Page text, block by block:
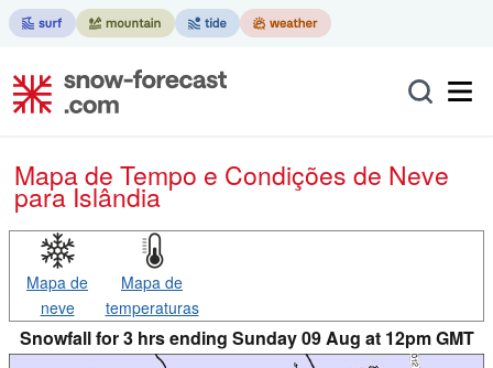
Mapa de Tempo e Condições de Neve
para Islândia
Mapa de
neve
Mapa de
temperaturas
Snowfall for 3 hrs ending Sunday 09 Aug at 12pm GMT